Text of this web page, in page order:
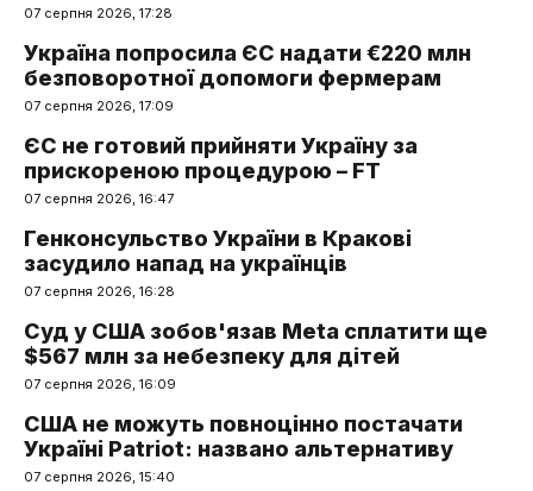
07 серпня 2026, 17:28
Україна попросила ЄС надати €220 млн
безповоротної допомоги фермерам
07 серпня 2026, 17:09
ЄС не готовий прийняти Україну за
прискореною процедурою – FT
07 серпня 2026, 16:47
Генконсульство України в Кракові
засудило напад на українців
07 серпня 2026, 16:28
Суд у США зобов'язав Meta сплатити ще
$567 млн за небезпеку для дітей
07 серпня 2026, 16:09
США не можуть повноцінно постачати
Україні Patriot: названо альтернативу
07 серпня 2026, 15:40